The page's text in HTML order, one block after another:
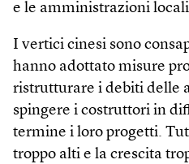
e le amministrazioni
I vertici cinesi sono
hanno adottato misure
ristrutturare i debiti delle
spingere i costruttori in
termine i loro progetti.
troppo alti e la crescita